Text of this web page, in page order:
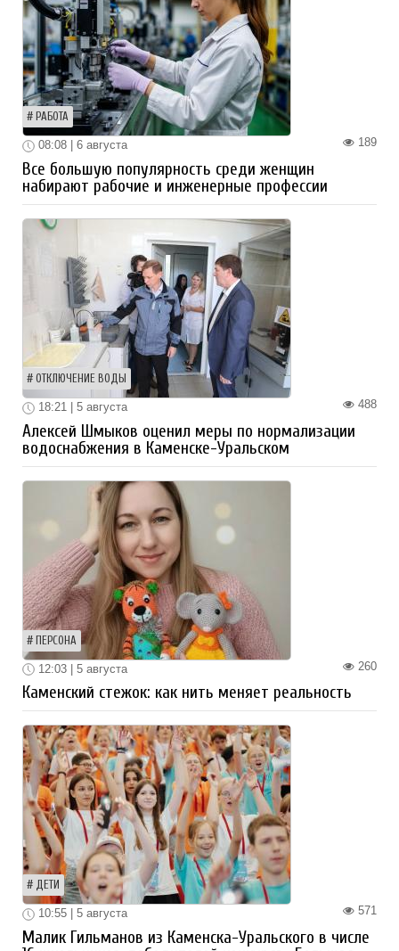
РАБОТА
189
08:08 | 6 августа
Все большую популярность среди женщин
набирают рабочие и инженерные профессии
ОТКЛЮЧЕНИЕ ВОДЫ
488
18:21 | 5 августа
Алексей Шмыков оценил меры по нормализации
водоснабжения в Каменске-Уральском
ПЕРСОНА
260
12:03 | 5 августа
Каменский стежок: как нить меняет реальность
ДЕТИ
571
10:55 | 5 августа
Малик Гильманов из Каменска-Уральского в числе